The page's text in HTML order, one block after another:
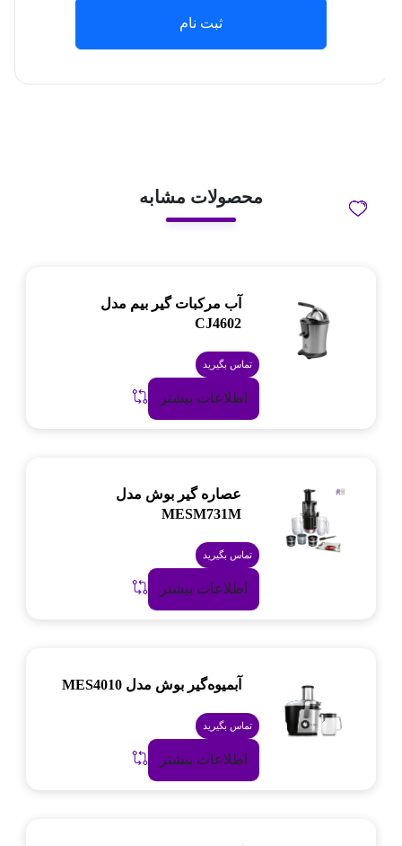
ثبت نام
محصولات مشابه
آب مرکبات گیر بیم مدل
CJ4602
تماس بگیرید
اطلاعات بیشتر
عصاره گیر بوش مدل
MESM731M
تماس بگیرید
اطلاعات بیشتر
آبمیوه‌گیر بوش مدل MES4010
تماس بگیرید
اطلاعات بیشتر